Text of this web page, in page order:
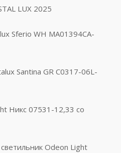
LUX 2025
Sferio WH MA01394CA-
Santina GR C0317-06L-
Никс 07531-12,33 со
Odeon Light